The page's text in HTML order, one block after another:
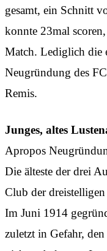
gesamt, ein Schnitt
konnte 23mal
Match. Lediglich die
Neugründung des
Remis.
Junges, altes
Apropos
Die älteste der drei
Club der
Im Juni 1914
zuletzt in Gefahr,